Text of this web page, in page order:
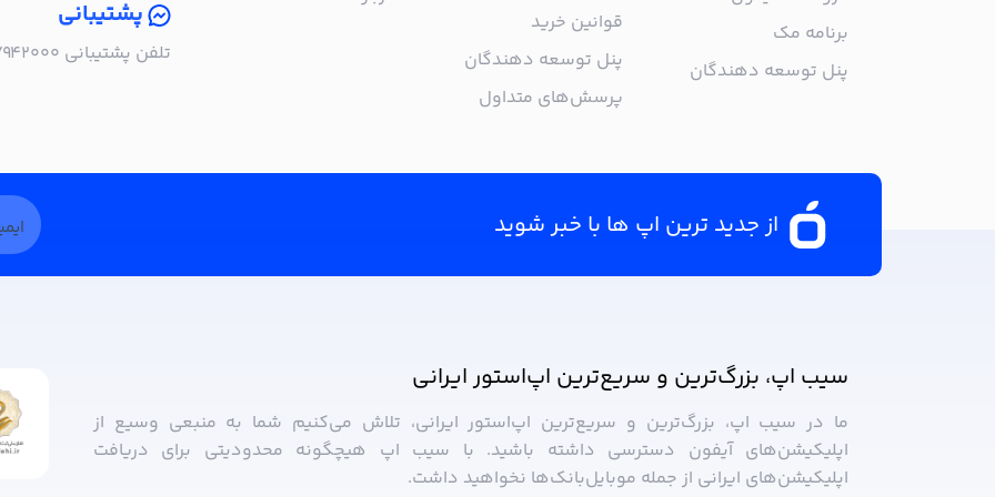
برنامه مک
پنل توسعه دهندگان
قوانین خرید
پنل توسعه دهندگان
پرسش‌های متداول
پشتیبانی
تلفن پشتیبانی ۰۲۱۵۷۹۴۲۰۰۰ | شنبه تا چهارشنبه، ساعت ۹:۰۰ تا ۱۷:۰۰
از جدید ترین اپ ها با خبر شوید
سیب ‌اپ، بزرگ‌ترین و سریع‌ترین اپ‌استور ایرانی
ما در سیب ‌اپ، بزرگ‌ترین و سریع‌ترین اپ‌استور ایرانی، تلاش می‌کنیم شما به منبعی وسیع از
اپلیکیشن‌های آیفون دسترسی داشته باشید. با سیب ‌اپ هیچگونه محدودیتی برای دریافت
اپلیکیشن‌های ایرانی از جمله موبایل‌بانک‌ها نخواهید داشت.